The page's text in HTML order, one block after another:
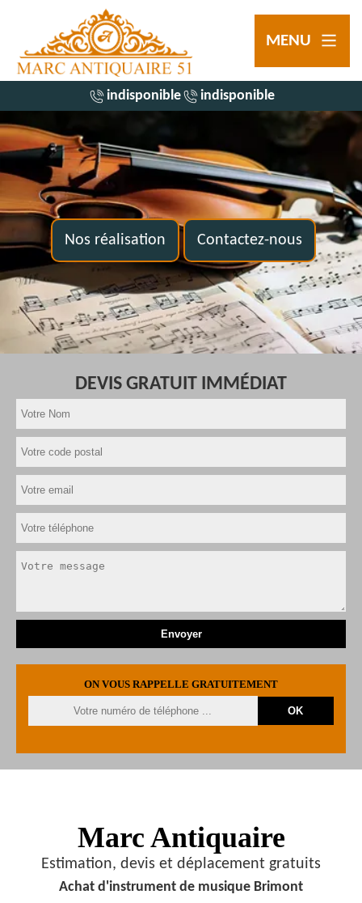
MENU
indisponible indisponible
Nos réalisation Contactez-nous
DEVIS GRATUIT IMMÉDIAT
ON VOUS RAPPELLE GRATUITEMENT
Marc Antiquaire
Estimation, devis et déplacement gratuits
Achat d'instrument de musique Brimont